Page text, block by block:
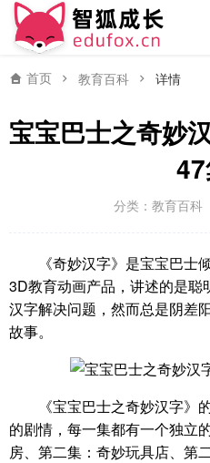
首页 教育百科 详情
宝宝巴士之奇妙
分类： 教育百科
《奇妙汉字》是宝宝巴士
3D教育动画产品，讲述的是
汉字解决问题，然而总是阴差
故事。
《宝宝巴士之奇妙汉字》
的剧情，每一集都有一个独立
房、第二集：奇妙玩具店、